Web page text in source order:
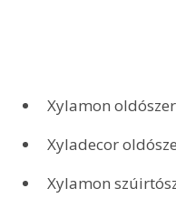
Xylamon
Xyladecor
Xylamon